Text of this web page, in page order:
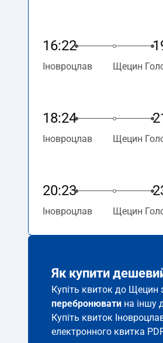
16:22
Іновроцлав Щецин
18:24
Іновроцлав Щецин
20:23
Іновроцлав Щецин
Як купити
Купіть квиток до Щецин
перебронювати на іншу
Купіть квиток
електронного квитка